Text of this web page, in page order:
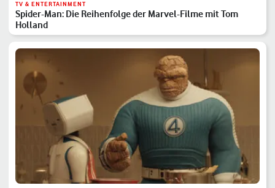
TV & ENTERTAINMENT
Spider-Man: Die Reihenfolge der Marvel-Filme mit Tom
Holland